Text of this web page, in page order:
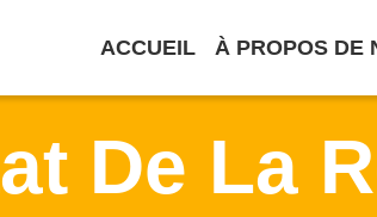
ACCUEIL À PROPOS DE
De La